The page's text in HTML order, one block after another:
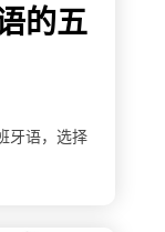
的五
牙语，选择